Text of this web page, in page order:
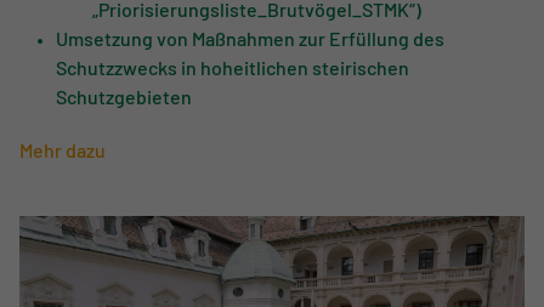
„Priorisierungsliste_Brutvögel_STMK“)
Umsetzung von Maßnahmen zur Erfüllung des
Schutzzwecks in hoheitlichen steirischen
Schutzgebieten
Mehr dazu